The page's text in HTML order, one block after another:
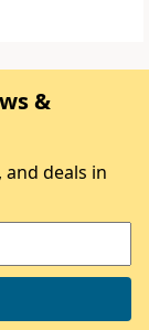
&
deals in